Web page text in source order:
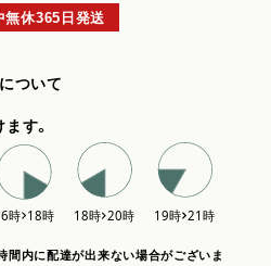
無休365日発送
ついて
す。
内に配達が出来ない場合がございま